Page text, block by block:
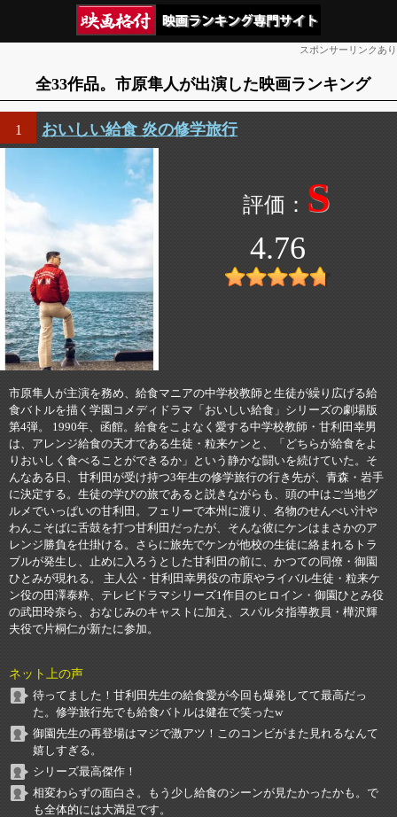
スポンサーリンクあり
全33作品。市原隼人が出演した映画ランキング
1 おいしい給食 炎の修学旅行
S
4.76
市原隼人が主演を務め、給食マニアの中学校教師と生徒が繰り広げる給
食バトルを描く学園コメディドラマ「おいしい給食」シリーズの劇場版
第4弾。 1990年、函館。給食をこよなく愛する中学校教師・甘利田幸男
は、アレンジ給食の天才である生徒・粒来ケンと、「どちらが給食をよ
りおいしく食べることができるか」という静かな闘いを続けていた。そ
んなある日、甘利田が受け持つ3年生の修学旅行の行き先が、青森・岩手
に決定する。生徒の学びの旅であると説きながらも、頭の中はご当地グ
ルメでいっぱいの甘利田。フェリーで本州に渡り、名物のせんべい汁や
わんこそばに舌鼓を打つ甘利田だったが、そんな彼にケンはまさかのア
レンジ勝負を仕掛ける。さらに旅先でケンが他校の生徒に絡まれるトラ
ブルが発生し、止めに入ろうとした甘利田の前に、かつての同僚・御園
ひとみが現れる。 主人公・甘利田幸男役の市原やライバル生徒・粒来ケ
ン役の田澤泰粋、テレビドラマシリーズ1作目のヒロイン・御園ひとみ役
の武田玲奈ら、おなじみのキャストに加え、スパルタ指導教員・樺沢輝
夫役で片桐仁が新たに参加。
ネット上の声
待ってました！甘利田先生の給食愛が今回も爆発してて最高だっ
た。修学旅行先でも給食バトルは健在で笑ったw
御園先生の再登場はマジで激アツ！このコンビがまた見れるなんて
嬉しすぎる。
シリーズ最高傑作！
相変わらずの面白さ。もう少し給食のシーンが見たかったかも。で
も全体的には大満足です。